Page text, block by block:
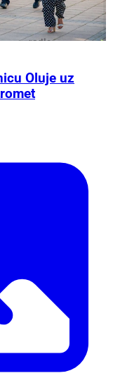
Oluje uz